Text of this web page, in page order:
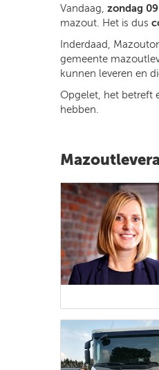
Vandaag, zondag
mazout. Het is dus
Inderdaad,
gemeente
kunnen leveren en
Opgelet, het betreft
hebben.